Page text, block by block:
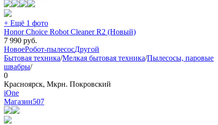
+ Ещё 1 фото
Honor Choice Robot Cleaner R2 (Новый)
7 990 руб.
НовоеРобот-пылесосДругой
Бытовая техника/Мелкая бытовая техника/Пылесосы, паровые
швабры/
0
Красноярск, Мкрн. Покровский
iOne
Магазин507